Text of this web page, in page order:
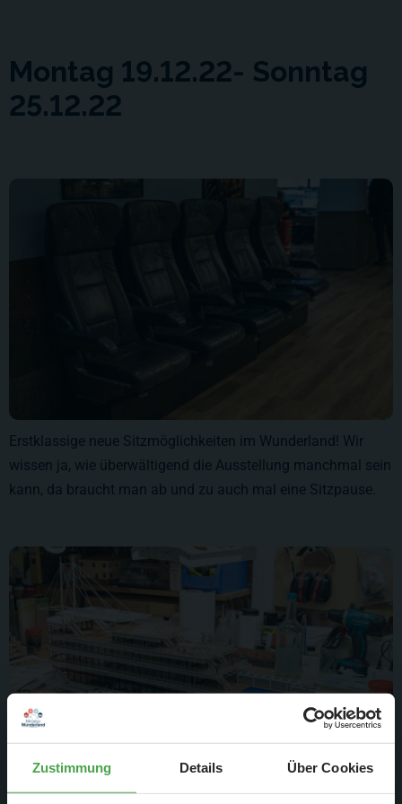
Zustimmung Details Über Cookies
Montag 19.12.22- Sonntag
25.12.22
Erstklassige neue Sitzmöglichkeiten im Wunderland! Wir
wissen ja, wie überwältigend die Ausstellung manchmal sein
kann, da braucht man ab und zu auch mal eine Sitzpause.